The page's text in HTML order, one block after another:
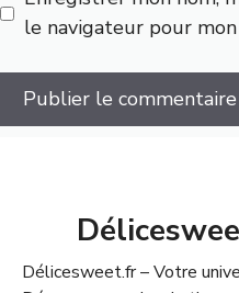
le navigateur pour
Délicesweet.fr – Votre